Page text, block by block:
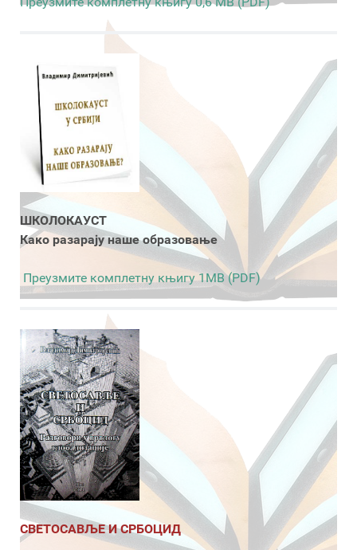
ШКОЛОКАУСТ
Како разарају наше образовање
Преузмите комплетну књигу 1MB (PDF)
СВЕТОСАВЉЕ И СРБОЦИД